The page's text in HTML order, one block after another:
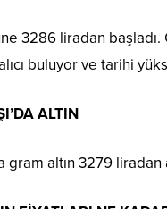
3286 liradan
buluyor ve tarihi
ALTIN
gram altın 3279